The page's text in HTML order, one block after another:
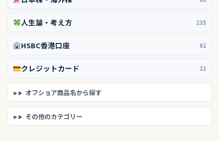
人生論・考え方 235
HSBC香港口座 61
クレジットカード 21
オフショア商品名から探す
その他のカテゴリー